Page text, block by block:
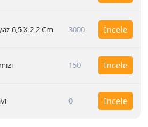
6,5 X 2,2 Cm 3000 İncele
150 İncele
0 İncele